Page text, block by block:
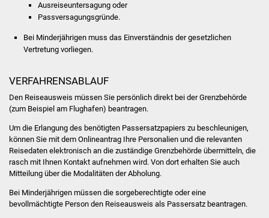
Bildung
Kindergärten
Volkshochschule
Soziale Einrichtungen
Kirchen
Ausreiseuntersagung oder
Passversagungsgründe.
Bei Minderjährigen muss das Einverständnis der gesetzlichen
Vertretung vorliegen.
VERFAHRENSABLAUF
Den Reiseausweis müssen Sie persönlich direkt bei der Grenzbehörde
(zum Beispiel am Flughafen) beantragen.
Um die Erlangung des benötigten Passersatzpapiers zu beschleunigen,
können Sie mit dem Onlineantrag Ihre Personalien und die relevanten
Reisedaten elektronisch an die zuständige Grenzbehörde übermitteln, die
rasch mit Ihnen Kontakt aufnehmen wird. Von dort erhalten Sie auch
Mitteilung über die Modalitäten der Abholung.
Bei Minderjährigen müssen die sorgeberechtigte oder eine
bevollmächtigte Person den Reiseausweis als Passersatz beantragen.